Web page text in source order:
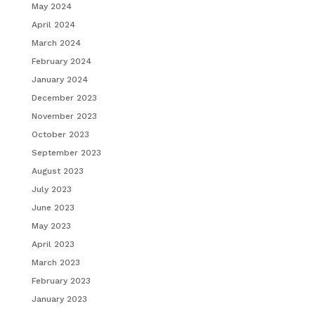
May 2024
April 2024
March 2024
February 2024
January 2024
December 2023
November 2023
October 2023
September 2023
August 2023
July 2023
June 2023
May 2023
April 2023
March 2023
February 2023
January 2023